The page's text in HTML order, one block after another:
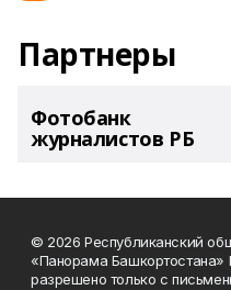
Партнеры
Фотобанк
журналистов РБ
© 2026 Республиканский
«Панорама Башкортостана»
разрешено только с